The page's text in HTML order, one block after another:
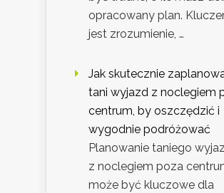
opracowany plan.
jest zrozumienie, …
Jak skutecznie
tani wyjazd z noclegiem
centrum, by oszczędzić i
wygodnie podróżować
Planowanie taniego
z noclegiem poza
może być kluczowe dla